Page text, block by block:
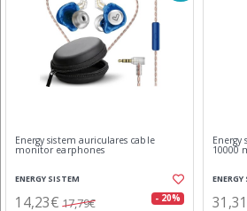
Energy sistem auriculares cable
monitor earphones
ENERGY SISTEM
14,23€ 17,79€ - 20%
10000